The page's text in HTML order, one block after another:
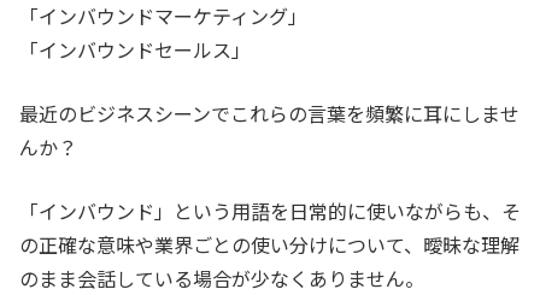
「インバウンドマーケティング」
「インバウンドセールス」
最近のビジネスシーンでこれらの言葉を頻繁に耳にしませ
んか？
「インバウンド」という用語を日常的に使いながらも、そ
の正確な意味や業界ごとの使い分けについて、曖昧な理解
のまま会話している場合が少なくありません。